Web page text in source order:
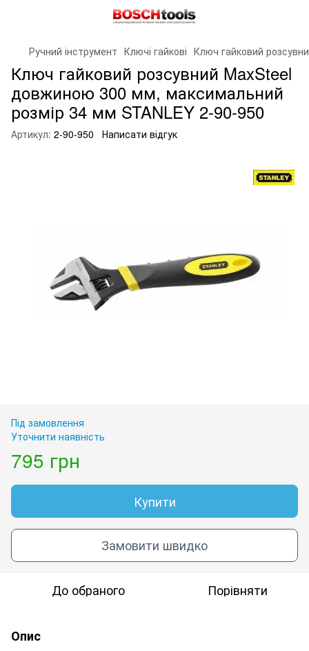
Ручний інструмент Ключі гайкові Ключ гайковий
Ключ гайковий розсувний MaxSteel
довжиною 300 мм, максимальний
розмір 34 мм STANLEY 2-90-950
Артикул: 2-90-950 Написати відгук
Під замовлення
Уточнити наявність
795 грн
Купити
Замовити швидко
До обраного Порівняти
Опис